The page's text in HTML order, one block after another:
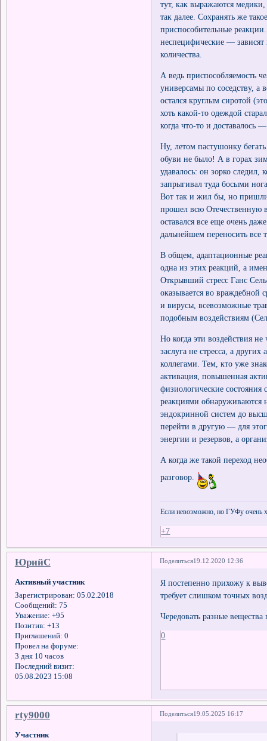
тут, как выражаются
так далее. Сохранять же
приспособительные
неспецифические —
количества.
А ведь приспособляемость
универсамы по соседству, а
остался круглым сиротой
хоть какой-то одеждой
когда что-то и
Ну, летом пастушонку
обуви не было! А в горах
удавалось: он зорко
запрыгивал туда босыми
Вот так и жил бы, но
прошел всю Отечественную
оставался все еще очень
дальнейшем переносить все
В общем, адаптационные
одна из этих реакций, а
Открывший стресс Ганс
оказывается во враждебной
и вирусы, всевозможные
подобным воздействиям
Но когда эти воздействия не
заслуга не стресса, а
коллегами. Тем, кто уже
активация, повышенная
физиологические
реакциями обнаруживаются
эндокринной систем до
перейти в другую — для
энергии и резервов, а
А когда же такой переход
разговор.
Если невозможно, но ГУФу очень
+7
Поделиться19.12.2020 12:36
ЮрийС
Активный участник
Зарегистрирован: 05.02.2018
Сообщений: 75
Уважение: +95
Позитив: +13
Приглашений: 0
Провел на форуме:
3 дня 10 часов
Последний визит:
05.08.2023 15:08
Я постепенно прихожу к
требует слишком точных
Чередовать разные
0
Поделиться19.05.2025 16:17
rty9000
Участник